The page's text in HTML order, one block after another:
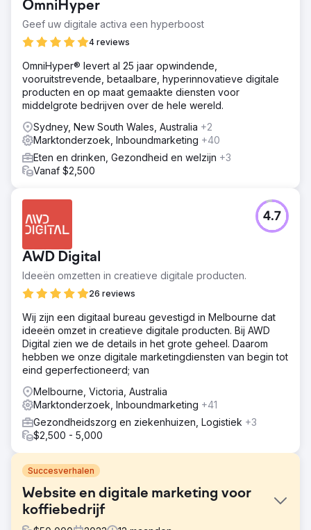
OmniHyper
Geef uw digitale activa een hyperboost
4 reviews
OmniHyper® levert al 25 jaar opwindende,
vooruitstrevende, betaalbare, hyperinnovatieve digitale
producten en op maat gemaakte diensten voor
middelgrote bedrijven over de hele wereld.
Sydney, New South Wales, Australia +2
Marktonderzoek, Inboundmarketing +40
Eten en drinken, Gezondheid en welzijn +3
Vanaf $2,500
AWD Digital
Ideeën omzetten in creatieve digitale producten.
26 reviews
4.7
Wij zijn een digitaal bureau gevestigd in Melbourne dat
ideeën omzet in creatieve digitale producten. Bij AWD
Digital zien we de details in het grote geheel. Daarom
hebben we onze digitale marketingdiensten van begin tot
eind geperfectioneerd; van
Melbourne, Victoria, Australia
Marktonderzoek, Inboundmarketing +41
Gezondheidszorg en ziekenhuizen, Logistiek +3
$2,500 - 5,000
Succesverhalen
Website en digitale marketing voor
koffiebedrijf